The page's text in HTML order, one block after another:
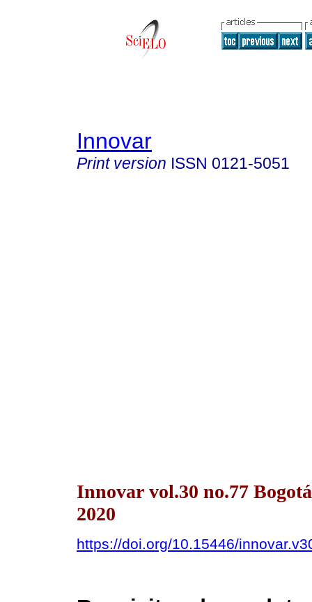
Innovar
Print version ISSN 0121-5051
Innovar vol.30 no.77
2020
https://doi.org/10.15446/